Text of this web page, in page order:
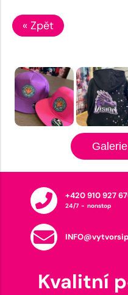
« Zpět
+420 910 927
24/7 - nonstop
Kvalitní